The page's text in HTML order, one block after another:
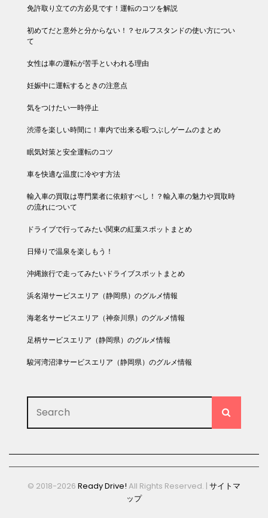
免許取り立ての方必見です！運転のコツを解説
初めてだと意外と分からない！？セルフスタンドの使い方につい
て
女性は車の運転が苦手といわれる理由
妊娠中に運転するときの注意点
気をつけたい一時停止
渋滞を楽しい時間に！車内で出来る暇つぶしゲームのまとめ
眠気対策と安全運転のコツ
車を快適な温度に冷やす方法
輸入車の買取は専門業者に依頼すべし！？輸入車の魅力や買取時
の流れについて
ドライブで行ってみたい関東の紅葉スポットまとめ
日帰りで温泉を楽しもう！
沖縄旅行で走ってみたいドライブスポットまとめ
浜名湖サービスエリア（静岡県）のグルメ情報
海老名サービスエリア（神奈川県）のグルメ情報
足柄サービスエリア（静岡県）のグルメ情報
駿河湾沼津サービスエリア（静岡県）のグルメ情報
for:
© 2018-2026 Ready Drive! All Rights Reserved. | サイトマ
ップ